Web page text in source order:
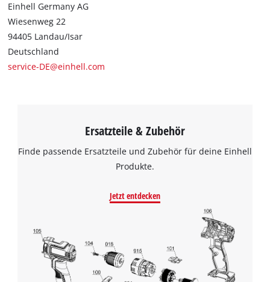
Einhell Germany AG
Wiesenweg 22
94405 Landau/Isar
Deutschland
service-DE@einhell.com
Ersatzteile & Zubehör
Finde passende Ersatzteile und Zubehör für deine Einhell
Produkte.
Jetzt entdecken